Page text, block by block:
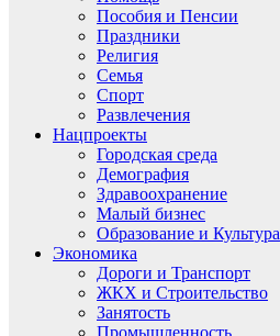
Пособия и Пенсии
Праздники
Религия
Семья
Спорт
Развлечения
Нацпроекты
Городская среда
Демография
Здравоохранение
Малый бизнес
Образование и Культура
Экономика
Дороги и Транспорт
ЖКХ и Строительство
Занятость
Промышленность